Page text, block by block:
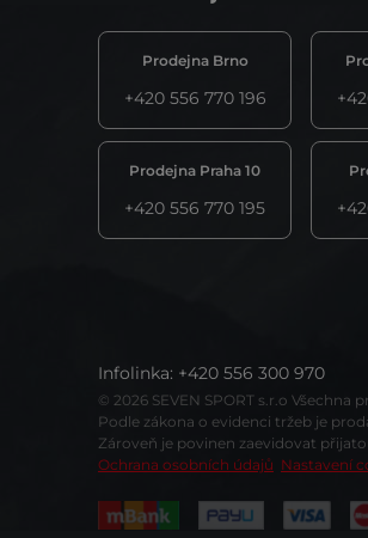
Prodejna Brno
+420 556 770 196
Prodejna Praha 10
+420 556 770 195
Infolinka: +420 556 300 970
© 2026 SEVEN SPORT s.r.o Všechna
Podle zákona o evidenci tržeb je
Zároveň je povinen zaevidovat
Ochrana osobních údajů Nastavení